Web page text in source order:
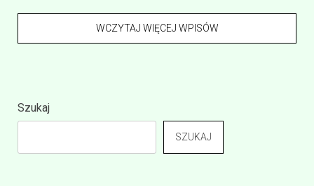
WCZYTAJ WIĘCEJ WPISÓW
Szukaj
SZUKAJ